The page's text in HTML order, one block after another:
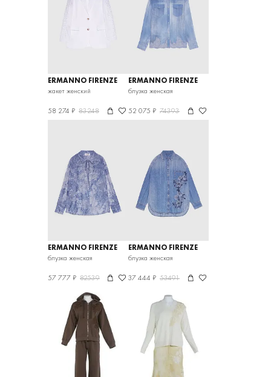
ERMANNO FIRENZE
жакет женский
58 274 ₽ 83248
ERMANNO FIRENZE
блузка женская
52 075 ₽ 74393
ERMANNO FIRENZE
блузка женская
57 777 ₽ 82539
ERMANNO FIRENZE
блузка женская
37 444 ₽ 53491